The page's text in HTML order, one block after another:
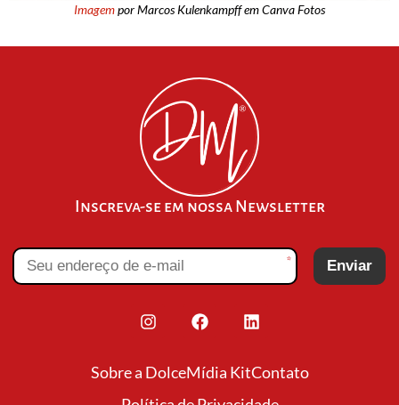
Imagempor Marcos Kulenkampff em Canva Fotos
Inscreva-se em nossa Newsletter
* Enviar
Sobre a DolceMídia KitContato